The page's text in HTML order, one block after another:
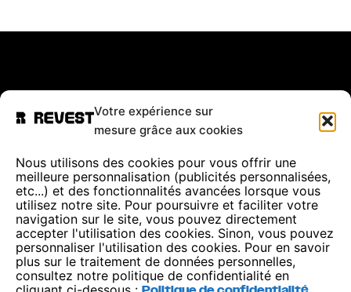
Votre expérience sur
mesure grâce aux cookies
Nous utilisons des cookies pour vous offrir une
meilleure personnalisation (publicités personnalisées,
etc...) et des fonctionnalités avancées lorsque vous
utilisez notre site. Pour poursuivre et faciliter votre
navigation sur le site, vous pouvez directement
accepter l'utilisation des cookies. Sinon, vous pouvez
personnaliser l'utilisation des cookies. Pour en savoir
plus sur le traitement de données personnelles,
consultez notre politique de confidentialité en